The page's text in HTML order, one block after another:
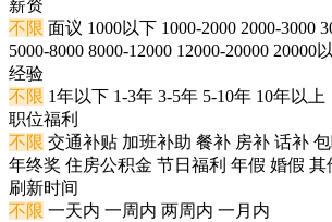
薪资
不限 面议 1000以下 1000-2000 2000-3000
5000-8000 8000-12000 12000-20000 20000
经验
不限 1年以下 1-3年 3-5年 5-10年 10年以上
职位福利
不限 交通补贴 加班补助 餐补 房补 话补
年终奖 住房公积金 节日福利 年假 婚假 其
刷新时间
不限 一天内 一周内 两周内 一月内